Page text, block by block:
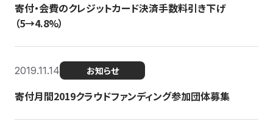
寄付・会費のクレジットカード決済手数料引き下げ
（5→4.8%）
2019.11.14 お知らせ
寄付月間2019クラウドファンディング参加団体募集